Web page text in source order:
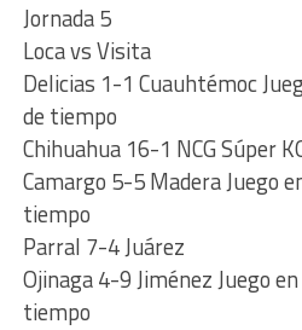
Jornada 5
Loca vs Visita
Delicias 1-1 Cuauhtémoc
de tiempo
Chihuahua 16-1 NCG Súper
Camargo 5-5 Madera Juego
tiempo
Parral 7-4 Juárez
Ojinaga 4-9 Jiménez Juego
tiempo